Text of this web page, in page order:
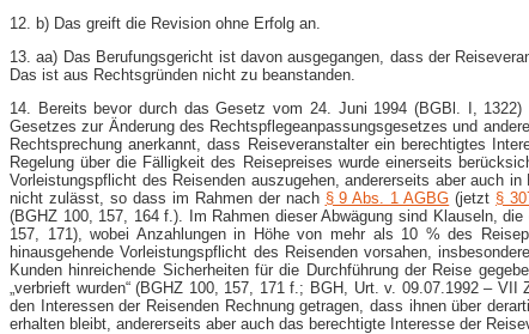
12. b) Das greift die Revision ohne Erfolg an.
13. aa) Das Berufungsgericht ist davon ausgegangen, dass der
Das ist aus Rechtsgründen nicht zu beanstanden.
14. Bereits bevor durch das Gesetz vom 24. Juni 1994 (BGBl. I, 1322)
Gesetzes zur Änderung des Rechtspflegeanpassungsgesetzes und
Rechtsprechung anerkannt, dass Reiseveranstalter ein berechtigtes
Regelung über die Fälligkeit des Reisepreises wurde einerseits
Vorleistungspflicht des Reisenden auszugehen, andererseits aber auch
nicht zulässt, so dass im Rahmen der nach § 9 Abs. 1 AGBG (jetzt §
(BGHZ 100, 157, 164 f.). Im Rahmen dieser Abwägung sind Klauseln,
157, 171), wobei Anzahlungen in Höhe von mehr als 10 % des
hinausgehende Vorleistungspflicht des Reisenden vorsahen,
Kunden hinreichende Sicherheiten für die Durchführung der Reise
„verbrieft wurden“ (BGHZ 100, 157, 171 f.; BGH, Urt. v. 09.07.1992 –
den Interessen der Reisenden Rechnung getragen, dass ihnen über
erhalten bleibt, andererseits aber auch das berechtigte Interesse der